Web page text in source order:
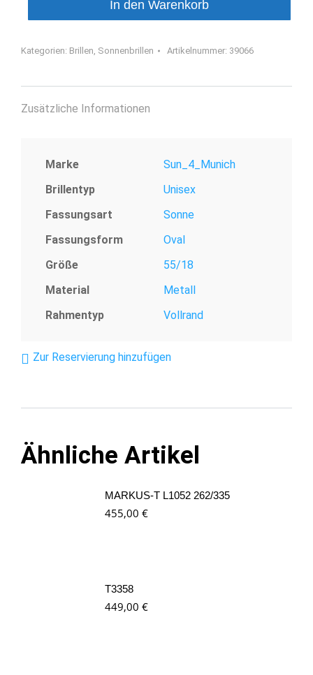
In den Warenkorb
Kategorien: Brillen, Sonnenbrillen Artikelnummer: 39066
Zusätzliche Informationen
Marke
Sun_4_Munich
Brillentyp
Unisex
Fassungsart
Sonne
Fassungsform
Oval
Größe
55/18
Material
Metall
Rahmentyp
Vollrand
Zur Reservierung hinzufügen
Ähnliche Artikel
MARKUS-T L1052 262/335
455,00 €
T3358
449,00 €